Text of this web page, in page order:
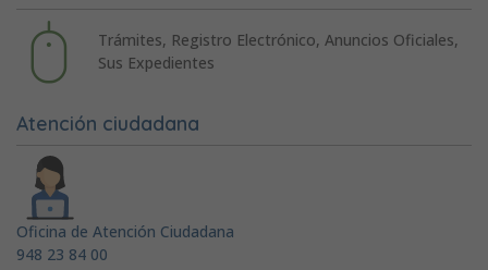
Trámites, Registro Electrónico, Anuncios Oficiales,
Sus Expedientes
Atención ciudadana
Oficina de Atención Ciudadana
948 23 84 00